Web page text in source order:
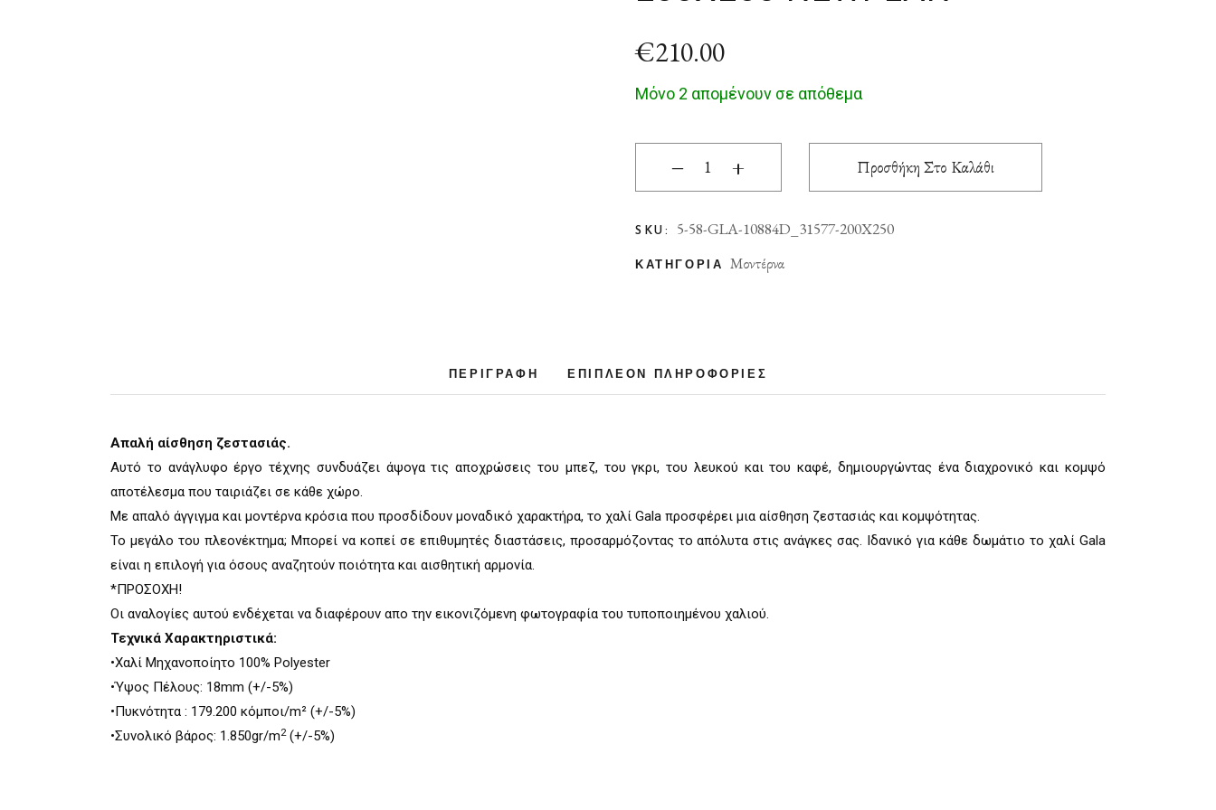
€210.00
Μόνο 2 απομένουν σε απόθεμα
ΧΑΛΙ GALA 10884D - 200X250 NewPlan ποσότητα
‒ + Προσθήκη Στο Καλάθι
SKU: 5-58-GLA-10884D_31577-200X250
ΚΑΤΗΓΟΡΊΑ Μοντέρνα
ΠΕΡΙΓΡΑΦΉ ΕΠΙΠΛΈΟΝ ΠΛΗΡΟΦΟΡΊΕΣ
Απαλή αίσθηση ζεστασιάς.
Αυτό το ανάγλυφο έργο τέχνης συνδυάζει άψογα τις αποχρώσεις του µπεζ, του γκρι, του λευκού και του καφέ, δηµιουργώντας ένα διαχρονικό και κοµψό
αποτέλεσµα που ταιριάζει σε κάθε χώρο.
Με απαλό άγγιγµα και µοντέρνα κρόσια που προσδίδουν µοναδικό χαρακτήρα, το χαλί Gala προσφέρει µια αίσθηση ζεστασιάς και κοµψότητας.
Το µεγάλο του πλεονέκτηµα; Μπορεί να κοπεί σε επιθυµητές διαστάσεις, προσαρµόζοντας το απόλυτα στις ανάγκες σας. Ιδανικό για κάθε δωµάτιο το χαλί Gala
είναι η επιλογή για όσους αναζητούν ποιότητα και αισθητική αρµονία.
*ΠΡΟΣΟΧΗ!
Οι αναλογίες αυτού ενδέχεται να διαφέρουν απο την εικονιζόµενη φωτογραφία του τυποποιηµένου χαλιού.
Τεχνικά Χαρακτηριστικά:
•Χαλί Μηχανοποίητο 100% Polyester
•Ύψος Πέλους: 18mm (+/-5%)
•Πυκνότητα : 179.200 κόµποι/m² (+/-5%)
•Συνολικό βάρος: 1.850gr/m2(+/-5%)